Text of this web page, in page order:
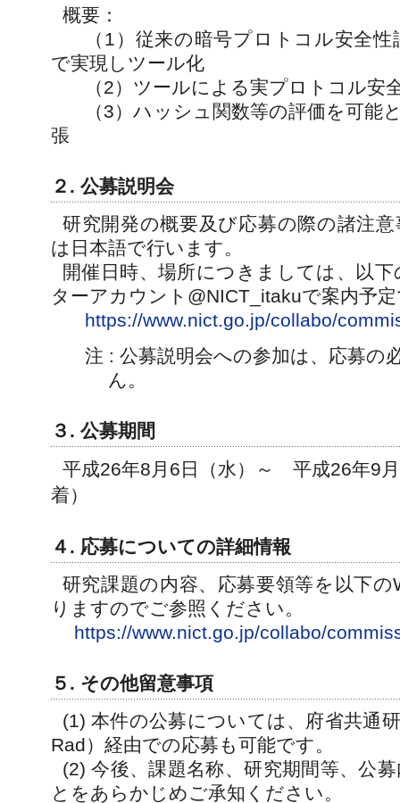
概要：
（1）従来の暗号プロトコル安全
で実現しツール化
（2）ツールによる実プロトコル安
（3）ハッシュ関数等の評価を可能
張
２. 公募説明会
研究開発の概要及び応募の際の諸注
は日本語で行います。
開催日時、場所につきましては、以
ターアカウント@NICT_itakuで案内予
https://www.nict.go.jp/collabo/
注 : 公募説明会への参加は、応募の
ん。
３. 公募期間
平成26年8月6日（水）～ 平成26年9
着）
４. 応募についての詳細情報
研究課題の内容、応募要領等を以下
りますのでご参照ください。
https://www.nict.go.jp/collabo/
５. その他留意事項
(1) 本件の公募については、府省共通
Rad）経由での応募も可能です。
(2) 今後、課題名称、研究期間等、公
とをあらかじめご承知ください。